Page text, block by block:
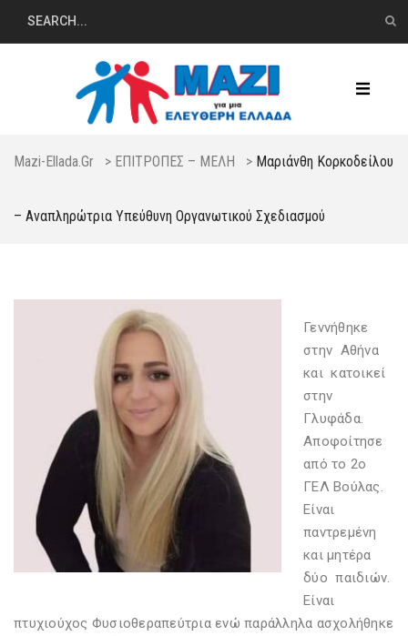
Mazi-Ellada.gr > ΕΠΙΤΡΟΠΕΣ – ΜΕΛΗ > Μαριάνθη Κορκοδείλου
– Αναπληρώτρια Υπεύθυνη Οργανωτικού Σχεδιασμού
Γεννήθηκε
στην Αθήνα
και κατοικεί
στην
Γλυφάδα.
Αποφοίτησε
από το 2ο
ΓΕΛ Βούλας.
Είναι
παντρεμένη
και μητέρα
δύο παιδιών.
Είναι
πτυχιούχος Φυσιοθεραπεύτρια ενώ παράλληλα ασχολήθηκε